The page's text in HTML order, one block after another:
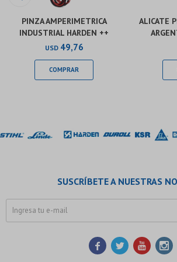
PINZA AMPERIMETRICA
INDUSTRIAL HARDEN ++
USD 49,76
ALICATE
SUSCRÍBETE A NUESTRAS
   